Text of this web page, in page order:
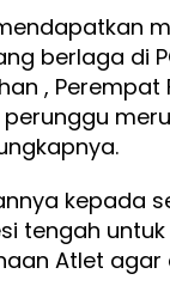
R
u
p
i
a
h
e
r
a
i
berlaga di
,
kepada
tengah
Atlet